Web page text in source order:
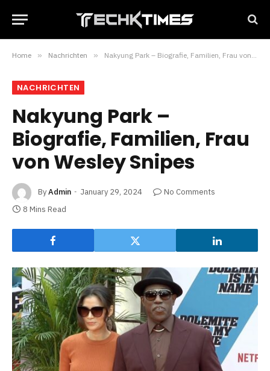
Home » Nachrichten » Nakyung Park – Biografie, Familien, Frau von Wesley Snipes
NACHRICHTEN
Nakyung Park –
Biografie, Familien, Frau
von Wesley Snipes
ByAdmin January 29, 2024
No Comments
8 Mins Read